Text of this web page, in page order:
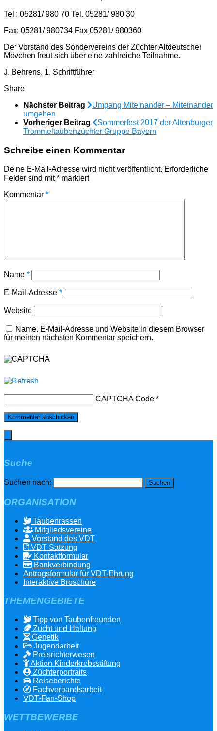
Tel.: 05281/ 980 70 Tel. 05281/ 980 30
Fax: 05281/ 980734 Fax 05281/ 980360
Der Vorstand des Sondervereins der Züchter Altdeutscher
Mövchen freut sich über eine zahlreiche Teilnahme.
J. Behrens, 1. Schriftführer
Share
Nächster Beitrag
Umgang Miteinander – Miteinander
umgehen
Vorheriger Beitrag
Sommerfest 2017 der Altenburger
Trommeltaubenzüchter Gruppe Bayern
Schreibe einen Kommentar
Deine E-Mail-Adresse wird nicht veröffentlicht. Erforderliche
Felder sind mit* markiert
Kommentar *
Name *
E-Mail-Adresse *
Website
Name, E-Mail-Adresse und Website in diesem Browser
für meinen nächsten Kommentar speichern.
CAPTCHA Code *
Suche
Suchen nach:
ORGANISATION
Taubenrassen
Mitgliedsvereine
Vorstand des VDT
VDT Satzung
Kontaktformular
Bankverbindung
Antragsformular für VDT-Ehrung
Interaktive Broschüre
THEMENGEBIETE
Tipp von Taubenfreunden
Zucht und Haltung
Genetik
Jugendarbeit
Preisrichterwesen
Aktion Kinderkrebsstiftung
Züchterportraits
Reiseberichte
Fachverbandsarbeit
VDT-Fan-Shop
WETTBEWERBE